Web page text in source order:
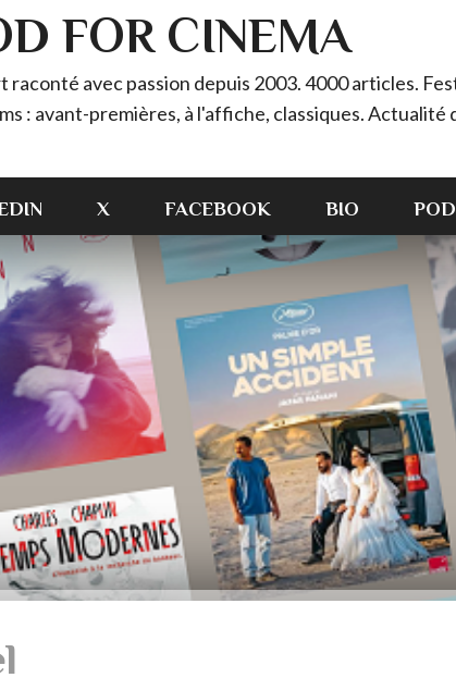
FOR CINEMA
raconté avec passion depuis 2003. 4000 articles.
: avant-premières, à l'affiche, classiques. Actualité
X FACEBOOK BIO